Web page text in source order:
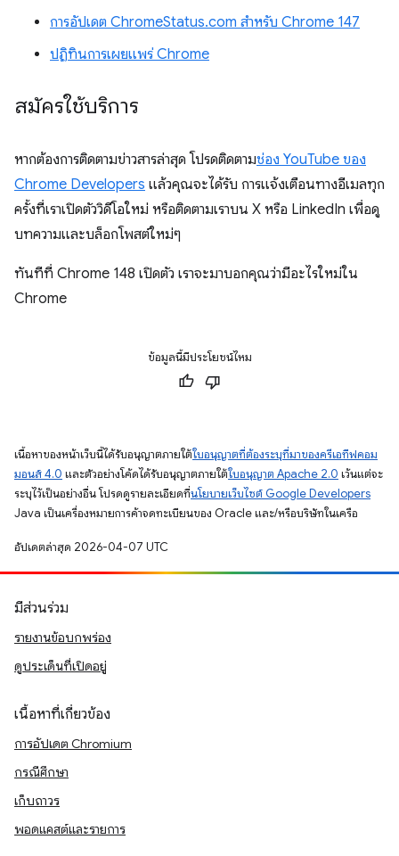
การอัปเดต ChromeStatus.com สำหรับ Chrome 147
ปฏิทินการเผยแพร่ Chrome
สมัครใช้บริการ
หากต้องการติดตามข่าวสารล่าสุด โปรดติดตามช่อง YouTube ของ
Chrome Developers แล้วคุณจะได้รับ การแจ้งเตือนทางอีเมลทุก
ครั้งที่เราเปิดตัววิดีโอใหม่ หรือติดตามเราบน X หรือ LinkedIn เพื่อดู
บทความและบล็อกโพสต์ใหม่ๆ
ทันทีที่ Chrome 148 เปิดตัว เราจะมาบอกคุณว่ามีอะไรใหม่ใน
Chrome
ข้อมูลนี้มีประโยชน์ไหม
เนื้อหาของหน้าเว็บนี้ได้รับอนุญาตภายใต้ใบอนุญาตที่ต้องระบุที่มาของครีเอทีฟคอม
มอนส์ 4.0 และตัวอย่างโค้ดได้รับอนุญาตภายใต้ใบอนุญาต Apache 2.0 เว้นแต่จะ
ระบุไว้เป็นอย่างอื่น โปรดดูรายละเอียดที่นโยบายเว็บไซต์ Google Developers
Java เป็นเครื่องหมายการค้าจดทะเบียนของ Oracle และ/หรือบริษัทในเครือ
อัปเดตล่าสุด 2026-04-07 UTC
มีส่วนร่วม
รายงานข้อบกพร่อง
ดูประเด็นที่เปิดอยู่
เนื้อหาที่เกี่ยวข้อง
การอัปเดต Chromium
กรณีศึกษา
เก็บถาวร
พอดแคสต์และรายการ